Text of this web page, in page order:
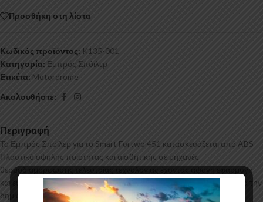
Προσθήκη στη λίστα
Κωδικός προϊόντος: K135-001
Κατηγορία: Εμπρός Σπόιλερ
Ετικέτα: Motordrome
Ακολουθήστε:
Περιγραφή
Το Εμπρός Σπόιλερ για το Smart Fortwo 451 κατασκευάζεται από ABS
Πλαστικό υψηλής ποιότητας και αισθητικής σε μηχανές
θερμοδιαμόρφωσης τελευταίας τεχνολογίας έχοντας άψογη εφαρμογή
και εύκολη τοποθέτηση. Το υλικό πλαστικού που χρησιμοποιείται για την
δημιουργία προϊόντων έρχεται σε Μαύρο Γυαλιστερό χρώμα και με